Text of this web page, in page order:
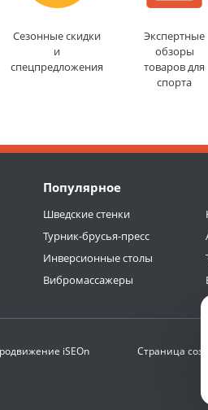
Сезонные скидки
и
спецпредложения
Экспертные
обзоры
товаров для
спорта
Популярное
Шведские стенки
Турник-брусья-пресс
Инверсионные столы
Вибромассажеры
iSEOn Страница